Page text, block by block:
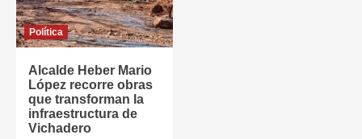
Política
Alcalde Heber Mario
López recorre obras
que transforman la
infraestructura de
Vichadero